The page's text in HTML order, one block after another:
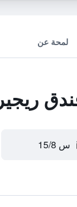
لمحة عن
ريجير
س 15/8